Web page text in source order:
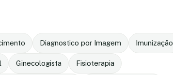
Diagnostico por Imagem Imunização
Ginecologista Fisioterapia